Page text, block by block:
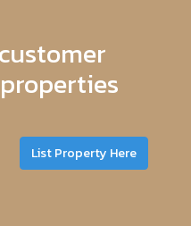
List Property Here